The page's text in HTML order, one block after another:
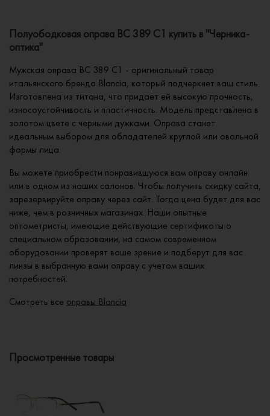
Полуободковая оправа BC 389 C1 купить в "Черника-
оптика"
Мужская оправа BC 389 C1 - оригинальный товар
итальянского бренда Blancia, который подчеркнет ваш стиль.
Изготовлена из титана, что придает ей высокую прочность,
износоустойчивость и пластичность. Модель представлена в
золотом цвете с черными дужками. Оправа станет
идеальным выбором для обладателей круглой или овальной
формы лица.
Вы можете приобрести понравившуюся вам оправу онлайн
или в одном из наших салонов. Чтобы получить скидку сайта,
зарезервируйте оправу через сайт. Тогда цена будет для вас
ниже, чем в розничных магазинах. Наши опытные
оптометристы, имеющие действующие сертификаты о
специальном образовании, на самом современном
оборудовании проверят ваше зрение и подберут для вас
линзы в выбранную вами оправу с учетом ваших
потребностей.
Смотреть все оправы Blancia
Просмотренные товары